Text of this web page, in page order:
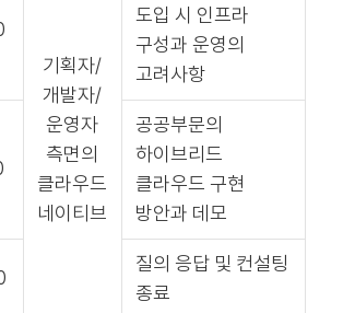
기획자/
개발자/
운영자
측면의
클라우드
네이티브
도입 시 인프라
구성과 운영의
고려사항
공공부문의
하이브리드
클라우드 구현
방안과 데모
질의 응답 및 컨설팅
종료